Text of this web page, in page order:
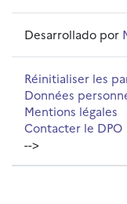
Desarrollado por
Réinitialiser les
Données
Mentions légales
Contacter le DPO
-->